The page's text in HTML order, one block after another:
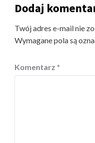
Dodaj
Twój adres e-mail nie
Wymagane pola są
Komentarz *